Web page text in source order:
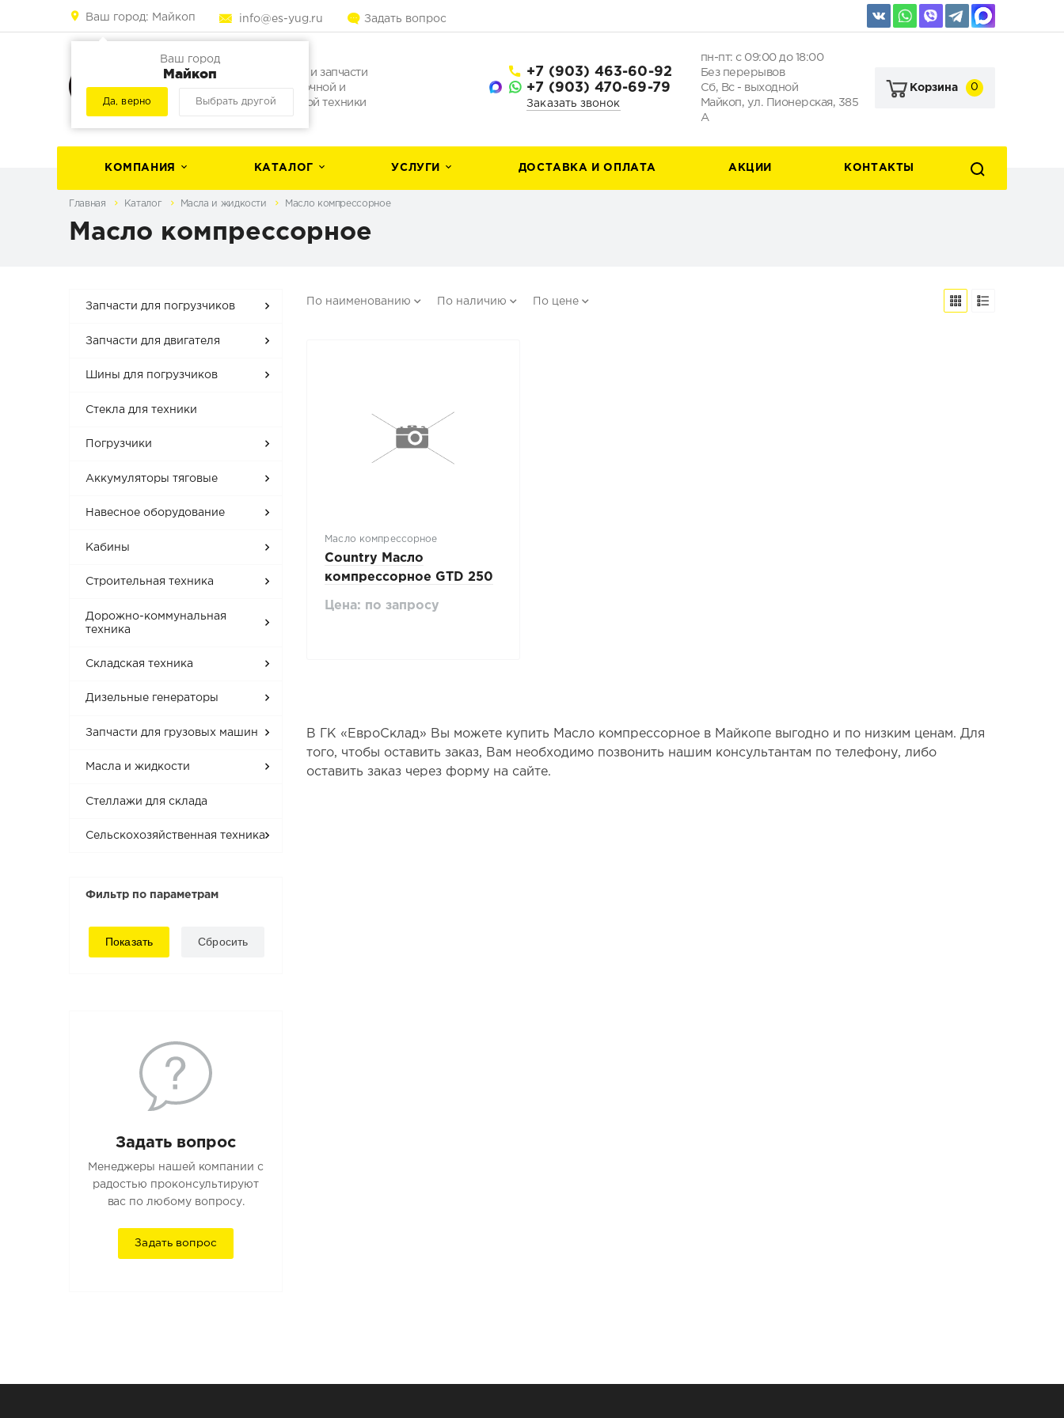
Ваш город: Майкоп
Ваш город
Майкоп
Да, верно Выбрать другой
info@es-yug.ru Задать вопрос
Погрузчики и запчасти
для погрузочной и
строительной техники
+7 (903) 463-60-92
+7 (903) 470-69-79
Заказать звонок
пн-пт: с 09:00 до 18:00
Без перерывов
Сб, Вс - выходной
Майкоп, ул. Пионерская, 385
А
Корзина 0
КОМПАНИЯ КАТАЛОГ УСЛУГИ ДОСТАВКА И ОПЛАТА АКЦИИ КОНТАКТЫ
Главная Каталог Масла и жидкости Масло компрессорное
Масло компрессорное
Запчасти для погрузчиков
Запчасти для двигателя
Шины для погрузчиков
Стекла для техники
Погрузчики
Аккумуляторы тяговые
Навесное оборудование
Кабины
Строительная техника
Дорожно-коммунальная
техника
Складская техника
Дизельные генераторы
Запчасти для грузовых машин
Масла и жидкости
Стеллажи для склада
Сельскохозяйственная техника
Фильтр по параметрам
Задать вопрос
Менеджеры нашей компании с
радостью проконсультируют
вас по любому вопросу.
Задать вопрос
По наименованию По наличию По цене
Масло компрессорное
Country Масло
компрессорное GTD 250
Цена: по запросу
В ГК «ЕвроСклад» Вы можете купить Масло компрессорное в Майкопе выгодно и по низким ценам. Для
того, чтобы оставить заказ, Вам необходимо позвонить нашим консультантам по телефону, либо
оставить заказ через форму на сайте.